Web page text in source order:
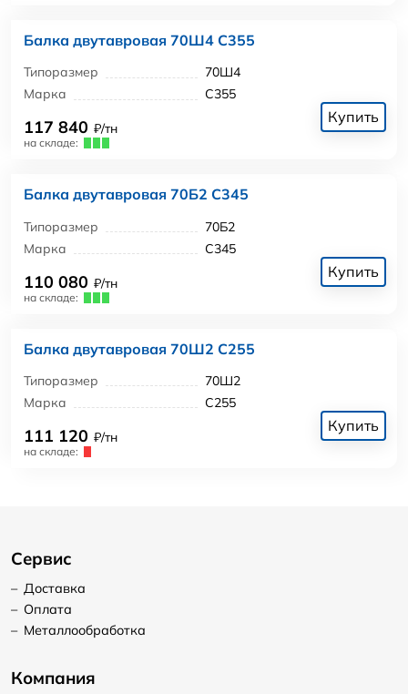
Балка двутавровая 70Ш4 С355
Типоразмер
70Ш4
Марка
С355
117 840 ₽/тн
на складе:
Купить
Балка двутавровая 70Б2 С345
Типоразмер
70Б2
Марка
С345
110 080 ₽/тн
на складе:
Купить
Балка двутавровая 70Ш2 С255
Типоразмер
70Ш2
Марка
С255
111 120 ₽/тн
на складе:
Купить
Сервис
– Доставка
– Оплата
– Металлообработка
Компания